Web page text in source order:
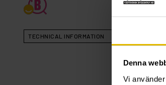
Denna
Vi
TECHNICAL INFORMATION